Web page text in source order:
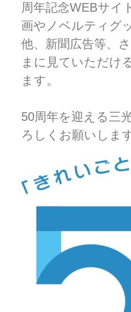
周年記念WEBサイ
画やノベルティグ
他、新聞広告等、
まに見ていただけ
ます。
50周年を迎える三
ろしくお願いします